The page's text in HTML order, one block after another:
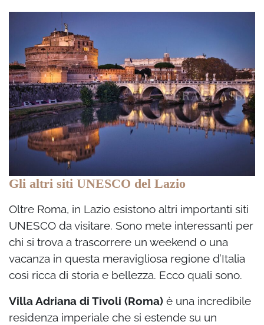
Gli altri siti UNESCO del Lazio
Oltre Roma, in Lazio esistono altri importanti siti
UNESCO da visitare. Sono mete interessanti per
chi si trova a trascorrere un weekend o una
vacanza in questa meravigliosa regione d’Italia
così ricca di storia e bellezza. Ecco quali sono.
Villa Adriana di Tivoli (Roma) è una incredibile
residenza imperiale che si estende su un